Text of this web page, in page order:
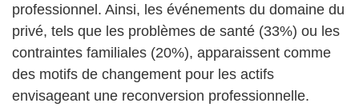
professionnel. Ainsi, les événements du domaine du
privé, tels que les problèmes de santé (33%) ou les
contraintes familiales (20%), apparaissent comme
des motifs de changement pour les actifs
envisageant une reconversion professionnelle.